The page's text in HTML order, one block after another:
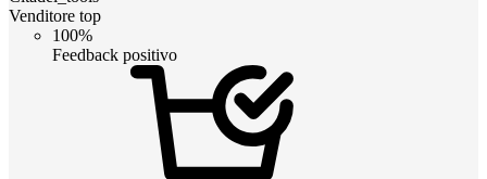
Venditore top
100%
Feedback positivo